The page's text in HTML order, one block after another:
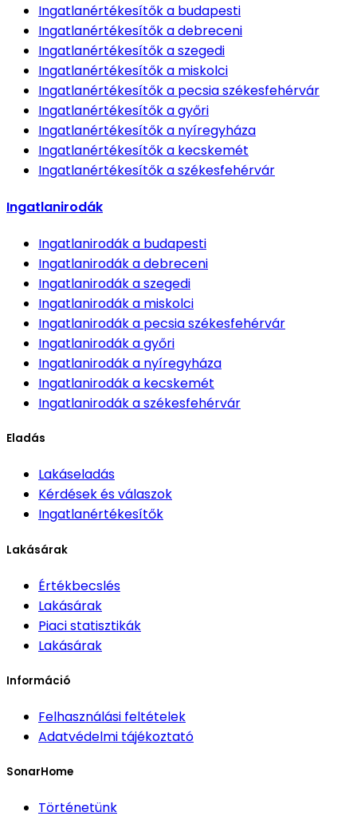
Ingatlanértékesítőka budapesti
Ingatlanértékesítőka debreceni
Ingatlanértékesítőka szegedi
Ingatlanértékesítőka miskolci
Ingatlanértékesítőka pecsia székesfehérvár
Ingatlanértékesítőka győri
Ingatlanértékesítőka nyíregyháza
Ingatlanértékesítőka kecskemét
Ingatlanértékesítőka székesfehérvár
Ingatlanirodák
Ingatlanirodáka budapesti
Ingatlanirodáka debreceni
Ingatlanirodáka szegedi
Ingatlanirodáka miskolci
Ingatlanirodáka pecsia székesfehérvár
Ingatlanirodáka győri
Ingatlanirodáka nyíregyháza
Ingatlanirodáka kecskemét
Ingatlanirodáka székesfehérvár
Eladás
Lakáseladás
Kérdések és válaszok
Ingatlanértékesítők
Lakásárak
Értékbecslés
Lakásárak
Piaci statisztikák
Lakásárak
Információ
Felhasználási feltételek
Adatvédelmi tájékoztató
SonarHome
Történetünk